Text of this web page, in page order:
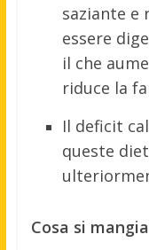
saziante e
essere
il che
riduce la
Il deficit
queste
Cosa si mangia